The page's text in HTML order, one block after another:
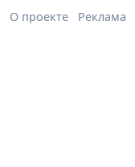
О проекте Реклама